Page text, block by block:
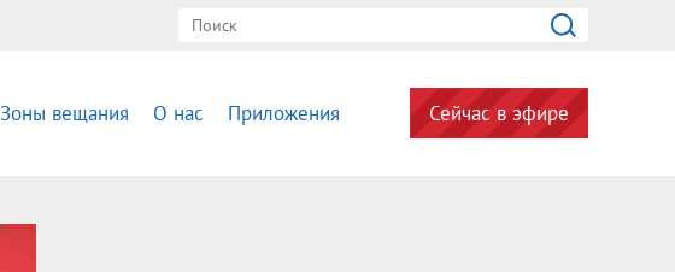
Зоны вещания О нас Приложения Сейчас в эфире